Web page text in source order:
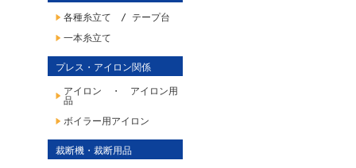
各種糸立て / テープ台
一本糸立て
プレス・アイロン関係
アイロン ・ アイロン用
品
ボイラー用アイロン
裁断機・裁断用品